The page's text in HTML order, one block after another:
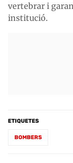
vertebrar i
institució.
ETIQUETES
BOMBERS